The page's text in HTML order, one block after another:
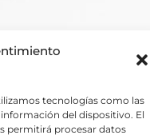
tecnologías como las
del dispositivo. El
permitirá procesar datos